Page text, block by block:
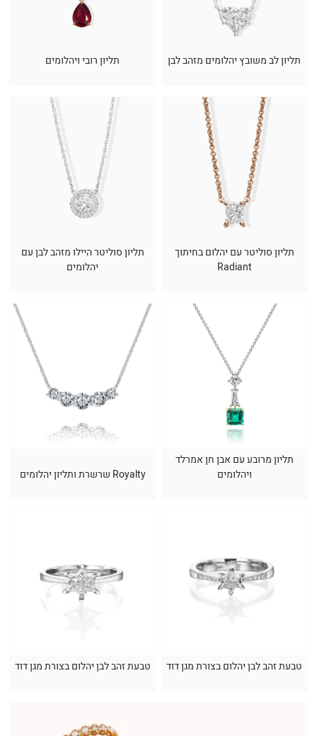
תליון לב משובץ יהלומים מזהב לבן תליון רובי ויהלומים
תליון סוליטר עם יהלום בחיתוך
Radiant
תליון סוליטר היילו מזהב לבן עם
יהלומים
תליון מרובע עם אבן חן אמרלד
ויהלומים
Royalty שרשרת ותליון יהלומים
טבעת זהב לבן יהלום בצורת מגן דוד טבעת זהב לבן יהלום בצורת מגן דוד